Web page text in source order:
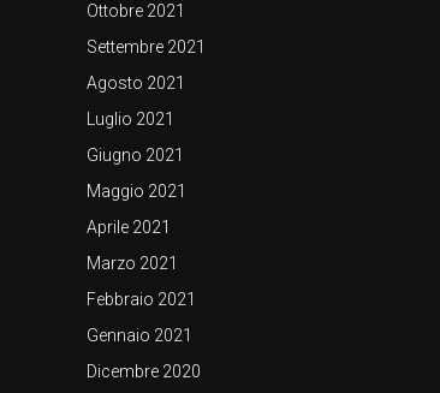
Ottobre 2021
Settembre 2021
Agosto 2021
Luglio 2021
Giugno 2021
Maggio 2021
Aprile 2021
Marzo 2021
Febbraio 2021
Gennaio 2021
Dicembre 2020